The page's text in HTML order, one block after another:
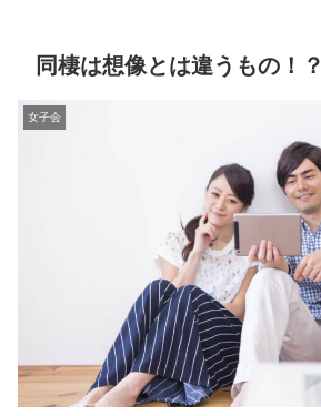
同棲は想像とは違うもの！？
女子会